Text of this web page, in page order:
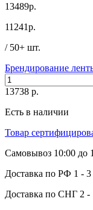
13489р.
11241р.
/ 50+ шт.
Брендирование
13738 р.
Есть в наличии
Товар
Самовывоз 10:00 до
Доставка по РФ 1 -
Доставка по СНГ 2 -